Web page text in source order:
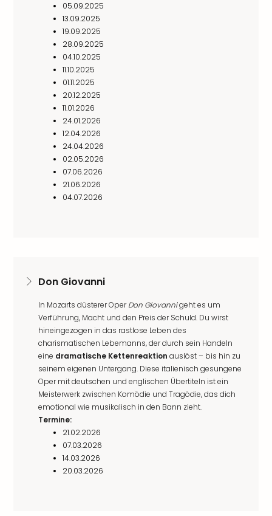
05.09.2025
13.09.2025
19.09.2025
28.09.2025
04.10.2025
11.10.2025
01.11.2025
20.12.2025
11.01.2026
24.01.2026
12.04.2026
24.04.2026
02.05.2026
07.06.2026
21.06.2026
04.07.2026
Don Giovanni
In Mozarts düsterer OperDon Giovannigeht es um
Verführung, Macht und den Preis der Schuld. Du wirst
hineingezogen in das rastlose Leben des
charismatischen Lebemanns, der durch sein Handeln
eine dramatische Kettenreaktion auslöst – bis hin zu
seinem eigenen Untergang. Diese italienisch gesungene
Oper mit deutschen und englischen Übertiteln ist ein
Meisterwerk zwischen Komödie und Tragödie, das dich
emotional wie musikalisch in den Bann zieht.
Termine:
21.02.2026
07.03.2026
14.03.2026
20.03.2026